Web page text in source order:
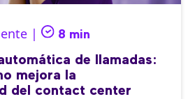
| 8 min
de llamadas:
mejora la
del contact center